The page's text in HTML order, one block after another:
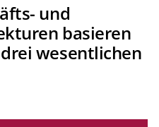
und
basieren
wesentlichen